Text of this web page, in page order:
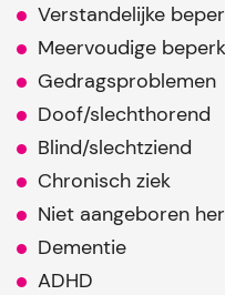
Verstandelijke
Meervoudige
Gedragsproblemen
Doof/slechthorend
Blind/slechtziend
Chronisch ziek
Niet aangeboren
Dementie
ADHD